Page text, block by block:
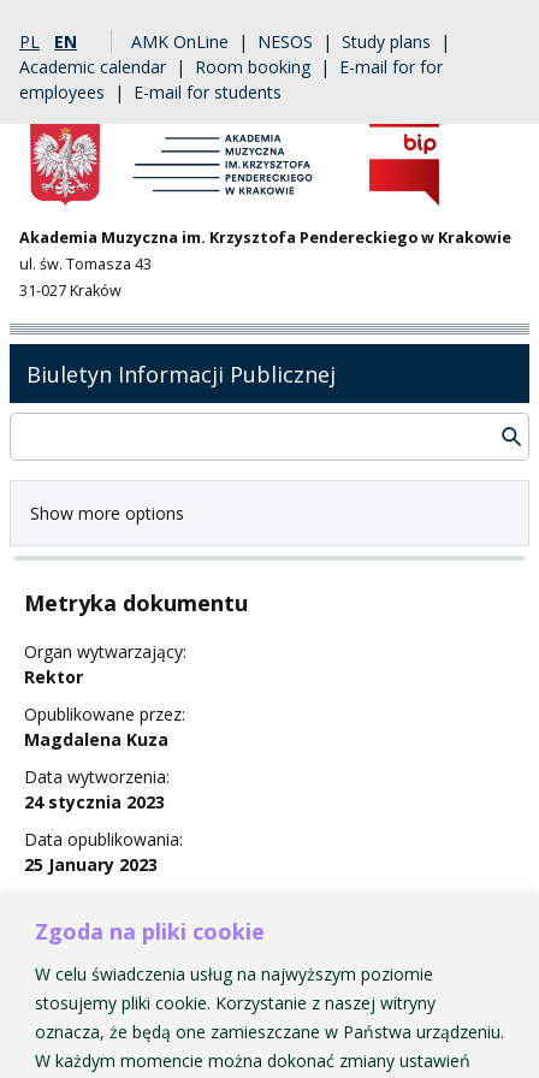
Zgoda na pliki cookie
W celu świadczenia usług na najwyższym poziomie
stosujemy pliki cookie. Korzystanie z naszej witryny
oznacza, że będą one zamieszczane w Państwa urządzeniu.
W każdym momencie można dokonać zmiany ustawień
PL EN AMK OnLine | NESOS | Study plans |
Academic calendar | Room booking | E-mail for for
employees | E-mail for students
Akademia Muzyczna im. Krzysztofa Pendereckiego w Krakowie
ul. św. Tomasza 43
31-027 Kraków
Biuletyn Informacji Publicznej
Show more options
Metryka dokumentu
Organ wytwarzający:
Rektor
Opublikowane przez:
Magdalena Kuza
Data wytworzenia:
24 stycznia 2023
Data opublikowania:
25 January 2023
Obowiązuje
Zarządzenie Nr 4 w sprawie urlopów wypoczynkowych
nauczycieli akademickich w roku 2023